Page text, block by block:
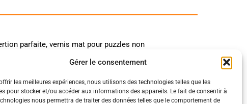
Gérer le consentement
les meilleures expériences, nous utilisons des technologies telles que les
pour stocker et/ou accéder aux informations des appareils. Le fait de consentir à
nous permettra de traiter des données telles que le comportement de
parfaite, vernis mat pour puzzles non